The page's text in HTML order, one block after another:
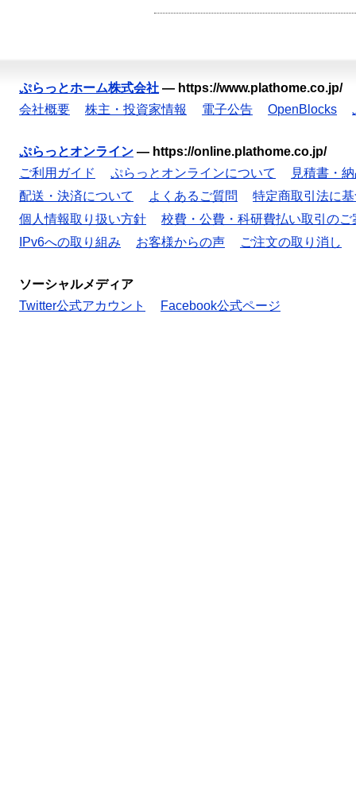
ぷらっとホーム株式会社 — https://www.plathome.co.jp/
会社概要
株主・投資家情報 電子公告 OpenBlocks
ぷらっとオンライン — https://online.plathome.co.jp/
ご利用ガイド
ぷらっとオンラインについて
見積書・
配送・決済について
よくあるご質問
特定商取引法に
個人情報取り扱い方針
校費・公費・科研費払い取引のご
IPv6への取り組み
お客様からの声 ご注文の取り消し
ソーシャルメディア
Twitter公式アカウント
Facebook公式ページ